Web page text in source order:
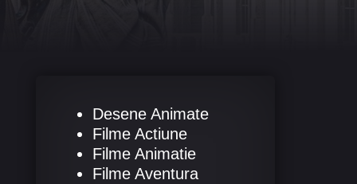
Desene Animate
Filme Actiune
Filme Animatie
Filme Aventura